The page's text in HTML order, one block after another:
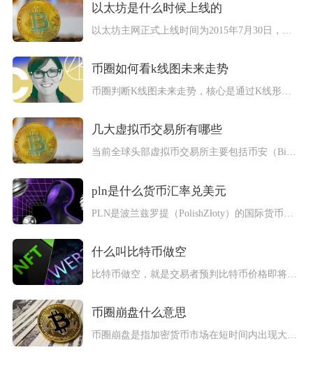
以太坊是什么时候上线的
币圈如何看k线图未来走势
几大虚拟币交易所有哪些
当前全球头部虚拟币交易所主要包括币安（Binance）、欧易...
pln是什么货币汇率兑美元
什么叫比特币做空
比特币做空，就是交易者预判比特币价格即将下跌，采用先卖出、后...
币圈崩盘什么意思